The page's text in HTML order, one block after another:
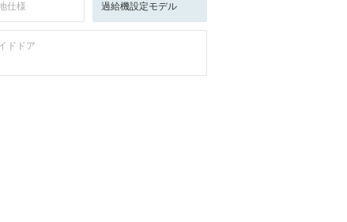
仕様 過給機設定モデル
ドドア